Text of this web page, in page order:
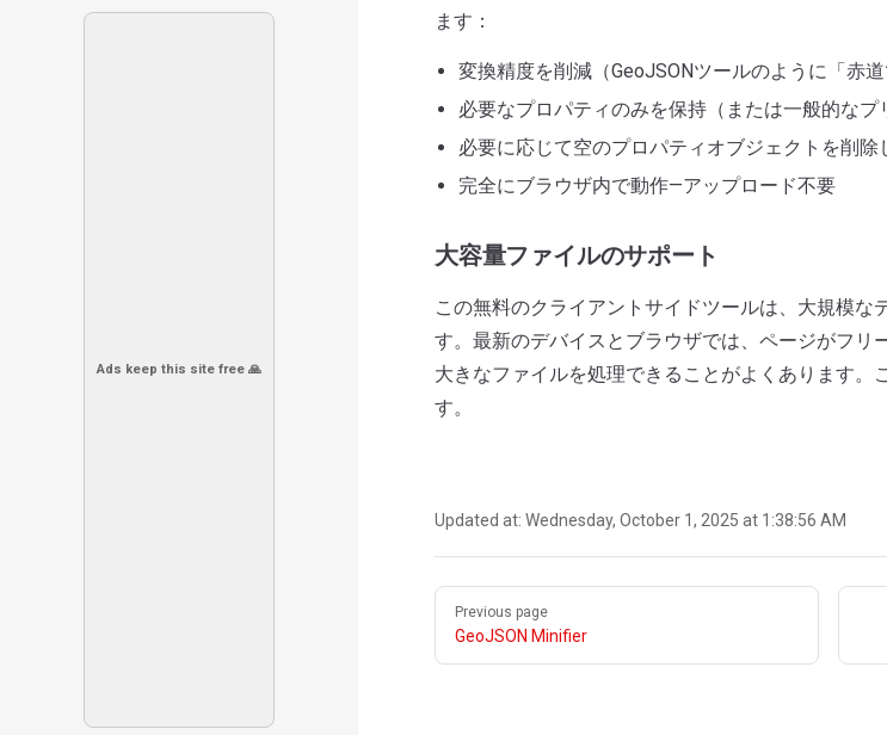
Ads keep this site free 🙏
ます：
変換精度を削減（GeoJSONツールのように「赤
必要なプロパティのみを保持（または一般的なプ
必要に応じて空のプロパティオブジェクトを削
完全にブラウザ内で動作—アップロード不要
大容量ファイルのサポート
この無料のクライアントサイドツールは、大規模な
す。最新のデバイスとブラウザでは、ページがフリ
大きなファイルを処理できることがよくあります。
す。
Updated at: Wednesday, October 1, 2025 at 1:38:56 AM
Pager
Previous page
GeoJSON Minifier